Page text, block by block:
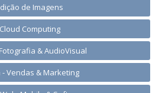
de Imagens
Cloud Computing
& AudioVisual
- Vendas & Marketing